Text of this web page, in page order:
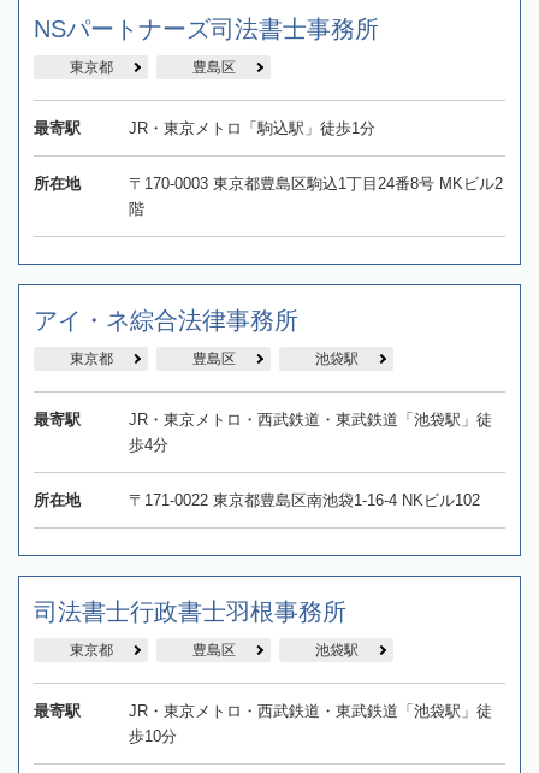
NSパートナーズ司法書士事務所
東京都 豊島区
最寄駅 JR・東京メトロ「駒込駅」徒歩1分
所在地
〒170-0003 東京都豊島区駒込1丁目24番8号 MKビル2
階
アイ・ネ綜合法律事務所
東京都 豊島区 池袋駅
最寄駅
JR・東京メトロ・西武鉄道・東武鉄道「池袋駅」徒
歩4分
所在地 〒171-0022 東京都豊島区南池袋1-16-4 NKビル102
司法書士行政書士羽根事務所
東京都 豊島区 池袋駅
最寄駅
JR・東京メトロ・西武鉄道・東武鉄道「池袋駅」徒
歩10分